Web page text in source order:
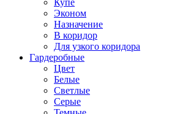
Купе
Эконом
Назначение
В коридор
Для узкого коридора
Гардеробные
Цвет
Белые
Светлые
Серые